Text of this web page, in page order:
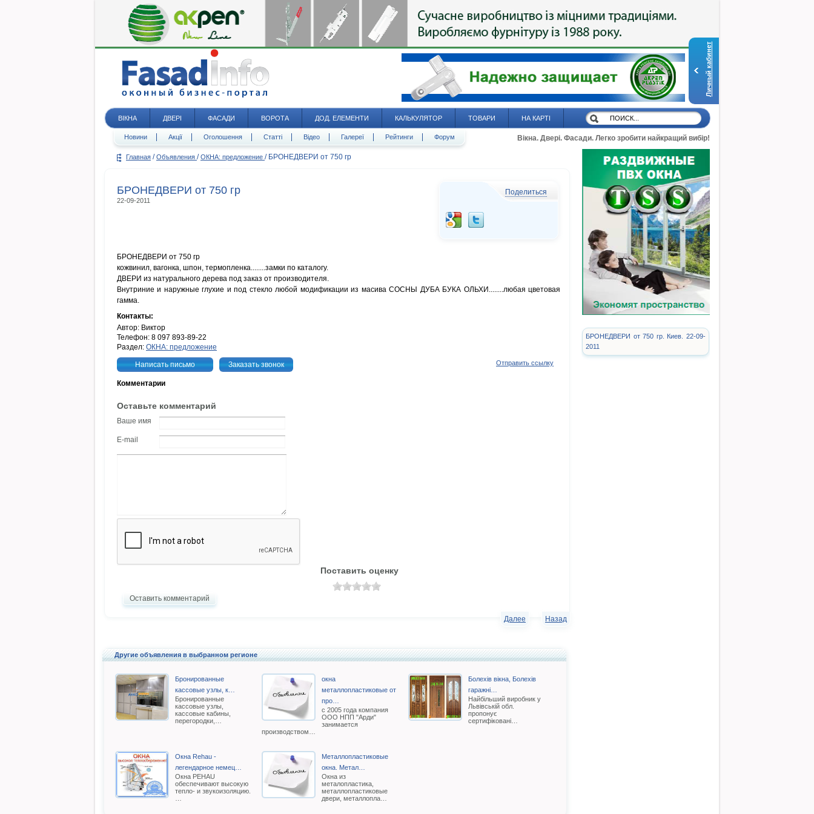
Личный кабинет
ВІКНА ДВЕРІ ФАСАДИ ВОРОТА ДОД. ЕЛЕМЕНТИ КАЛЬКУЛЯТОР ТОВАРИ НА КАРТІ
Новини Акції Оголошення Статті Відео Галереї Рейтинги Форум Вікна. Двері. Фасади. Легко зробити найкращий вибір!
Главная / Объявления / ОКНА: предложение / БРОНЕДВЕРИ от 750 гр
БРОНЕДВЕРИ от 750 гр
22-09-2011
Поделиться
БРОНЕДВЕРИ от 750 гр
кожвинил, вагонка, шпон, термопленка........замки по каталогу.
ДВЕРИ из натурального дерева под заказ от производителя.
Внутриние и наружные глухие и под стекло любой модификации из масива СОСНЫ ДУБА БУКА ОЛЬХИ........любая цветовая
гамма.
Контакты:
Автор: Виктор
Телефон: 8 097 893-89-22
Раздел: ОКНА: предложение
Написать письмо Заказать звонок Отправить ссылку
Комментарии
Оставьте комментарий
Ваше имя
E-mail
Поставить оценку
Оставить комментарий
Назад
Далее
Другие объявления в выбранном регионе
Бронированные
кассовые узлы, к…
Бронированные
кассовые узлы,
кассовые кабины,
перегородки,…
окна
металлопластиковые от
про…
с 2005 года компания
ООО НПП "Арди"
занимается
производством…
Болехів вікна, Болехів
гаражні…
Найбільший виробник у
Львівській обл.
пропонує
сертифіковані…
Окна Rehau -
легендарное немец…
Oкна РEHAU
обеспечивают высокую
тепло- и звукоизоляцию.
Металлопластиковые
окна. Метал…
Окна из
металопластика,
металлопластиковые
двери, металлопла…
БРОНЕДВЕРИ от 750 гр. Киев. 22-09-
2011